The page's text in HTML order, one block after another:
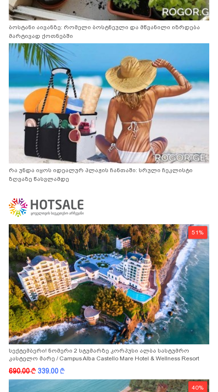
ბოსტანი აივანზე: რომელი ბოსტნეული და მწვანილი იზრდება
მარტივად ქოთნებში
რა უნდა იყოს იდეალურ პლაჟის ჩანთაში: სრული ჩეკლისტი
ზღვაზე წასვლამდე
51%
სექტემბერი! ნომერი 2 სტუმარზე კორპუსი ალბა სასტუმრო
კასტელო მარე / Campus Alba Castello Mare Hotel & Wellness Resort
-სგან!
690.00k 339.00k
40%